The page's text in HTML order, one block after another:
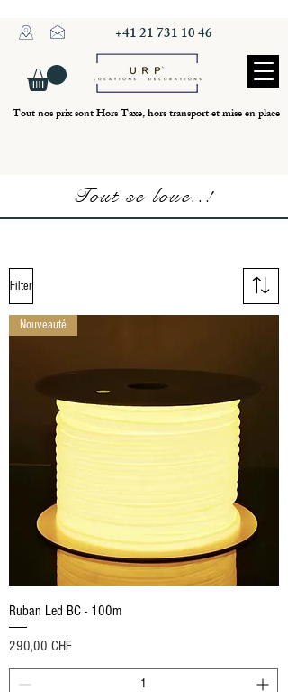
+41 21 731 10 46
Tout nos prix sont Hors Taxe, hors transport et mise en place
Tout se loue..!
Filter
Nouveauté
Ruban Led BC - 100m
Preis
290,00 CHF